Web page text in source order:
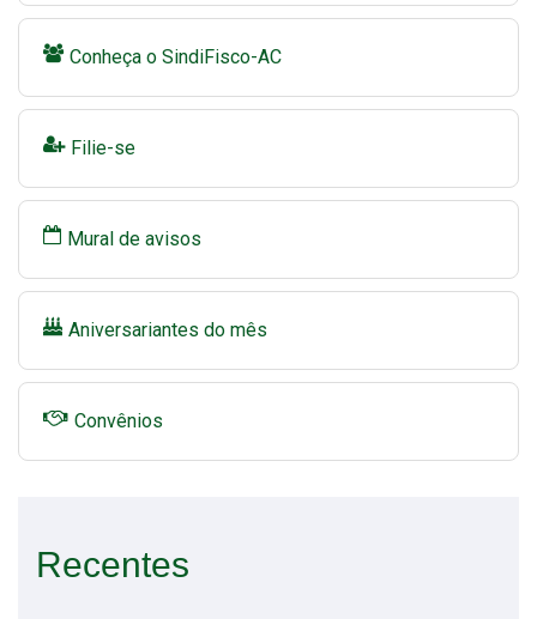
Conheça o SindiFisco-AC
Filie-se
Mural de avisos
Aniversariantes do mês
Convênios
Recentes